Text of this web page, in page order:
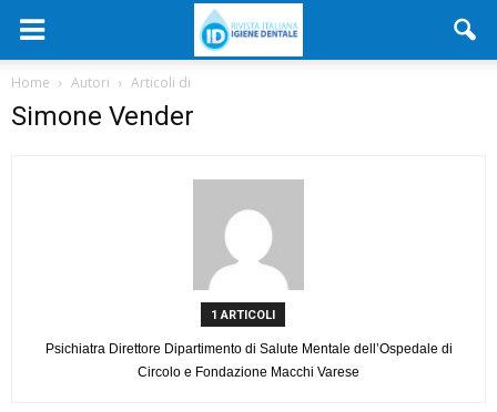
Home Autori Articoli di
Simone Vender
1 ARTICOLI
Psichiatra Direttore Dipartimento di Salute Mentale dell’Ospedale di
Circolo e Fondazione Macchi Varese